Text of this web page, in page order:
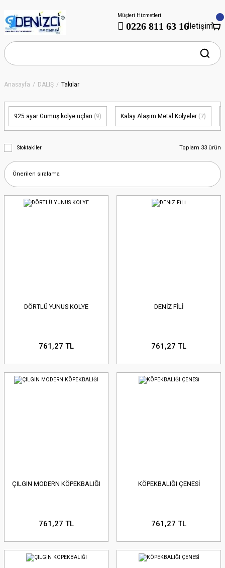
Müşteri Hizmetleri
0226 811 63 16İletişim
Anasayfa DALIŞ Takılar
925 ayar Gümüş kolye uçları (9) Kalay Alaşım Metal Kolyeler (7)
Stoktakiler Toplam 33 ürün
DÖRTLÜ YUNUS KOLYE
761,27 TL
DENİZ FİLİ
761,27 TL
ÇILGIN MODERN KÖPEKBALIĞI
761,27 TL
KÖPEKBALIĞI ÇENESİ
761,27 TL